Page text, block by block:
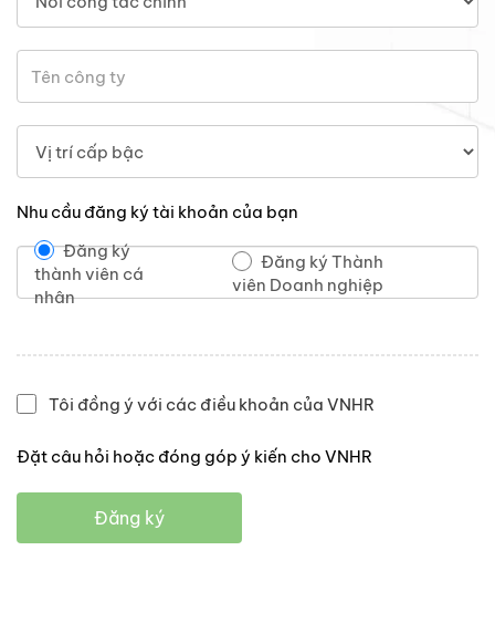
Nhu cầu đăng ký tài khoản của bạn
Đăng ký
thành viên cá
nhân
Đăng ký Thành
viên Doanh nghiệp
Tôi đồng ý với các điều khoản của VNHR
Đặt câu hỏi hoặc đóng góp ý kiến cho VNHR
Đăng ký